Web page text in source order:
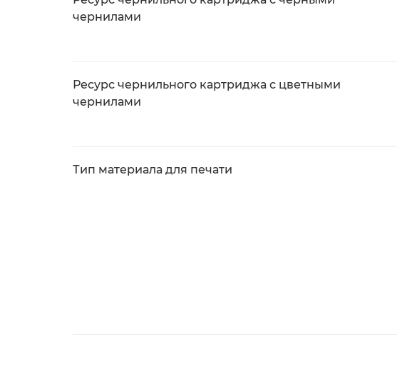
чернилами
Ресурс чернильного картриджа с цветными
чернилами
Тип материала для печати